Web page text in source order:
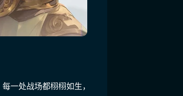
一处战场都栩栩如生，